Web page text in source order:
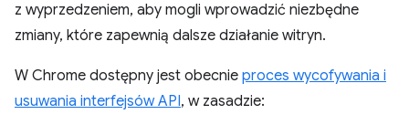
z wyprzedzeniem, aby mogli wprowadzić niezbędne
zmiany, które zapewnią dalsze działanie witryn.
W Chrome dostępny jest obecnie proces wycofywania i
usuwania interfejsów API, w zasadzie: